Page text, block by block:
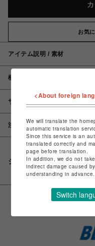
お気
アイテム説明 / 素材
概要
サイズ
注意事項
シェアする
<About foreign
We will translate the
automatic translation
Since this service is an
translated correctly and
page before translation.
In addition, we do not
indirect damage caused
understanding in advance.
Switch